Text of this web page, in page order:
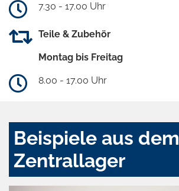
7.30 - 17.00 Uhr
Teile & Zubehör
Montag bis Freitag
8.00 - 17.00 Uhr
Beispiele aus dem
Zentrallager